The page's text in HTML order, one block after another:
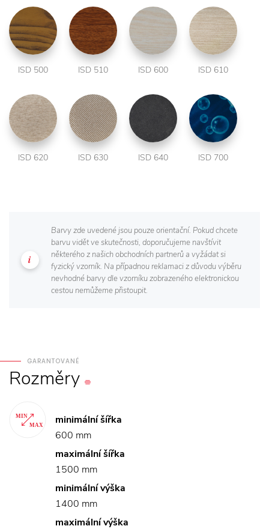
ISD 500 ISD 510 ISD 600 ISD 610
ISD 620 ISD 630 ISD 640 ISD 700
Barvy zde uvedené jsou pouze orientační. Pokud chcete
barvu vidět ve skutečnosti, doporučujeme navštívit
některého z našich obchodních partnerů a vyžádat si
fyzický vzorník. Na případnou reklamaci z důvodu výběru
nevhodné barvy dle vzorníku zobrazeného elektronickou
cestou nemůžeme přistoupit.
GARANTOVANÉ
Rozměry
minimální šířka
600 mm
maximální šířka
1500 mm
minimální výška
1400 mm
maximální výška